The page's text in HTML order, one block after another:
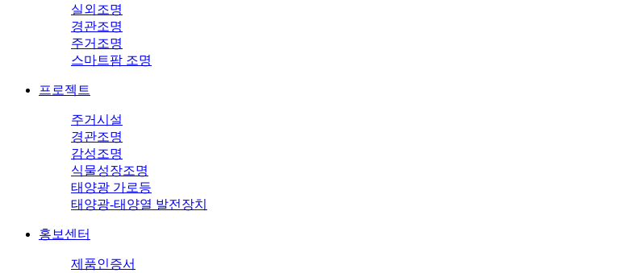
실외조명
경관조명
주거조명
스마트팜 조명
프로젝트
주거시설
경관조명
감성조명
식물성장조명
태양광 가로등
태양광-태양열 발전장치
홍보센터
제품인증서